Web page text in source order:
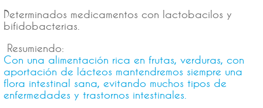
Determinados medicamentos con lactobacilos y
bifidobacterias.
Resumiendo:
Con una alimentación rica en frutas, verduras, con
aportación de lácteos mantendremos siempre una
flora intestinal sana, evitando muchos tipos de
enfermedades y trastornos intestinales.